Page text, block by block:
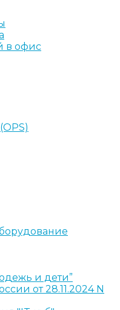
в офис
и дети”
от 28.11.2024 N